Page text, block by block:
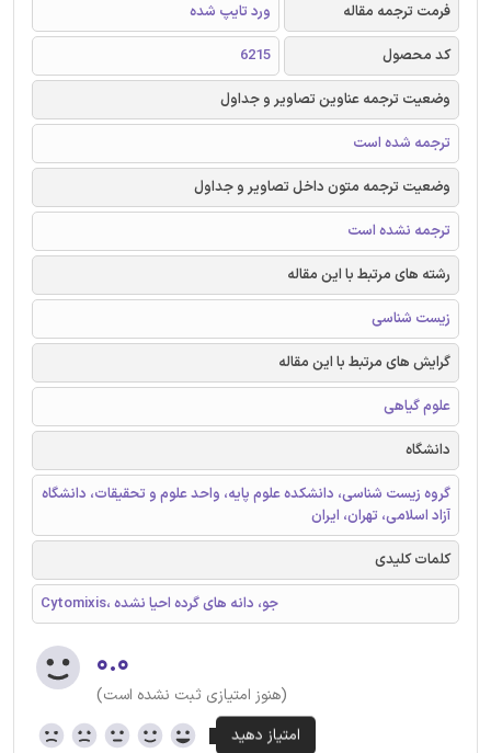
فرمت ترجمه مقاله
ورد تایپ شده
کد محصول
6215
وضعیت ترجمه عناوین تصاویر و جداول
ترجمه شده است
وضعیت ترجمه متون داخل تصاویر و جداول
ترجمه نشده است
رشته های مرتبط با این مقاله
زیست شناسی
گرایش های مرتبط با این مقاله
علوم گیاهی
دانشگاه
گروه زیست شناسی، دانشکده علوم پایه، واحد علوم و تحقیقات، دانشگاه
آزاد اسلامی، تهران، ایران
کلمات کلیدی
Cytomixis، جو، دانه های گرده احیا نشده
۰.۰
(هنوز امتیازی ثبت نشده است)